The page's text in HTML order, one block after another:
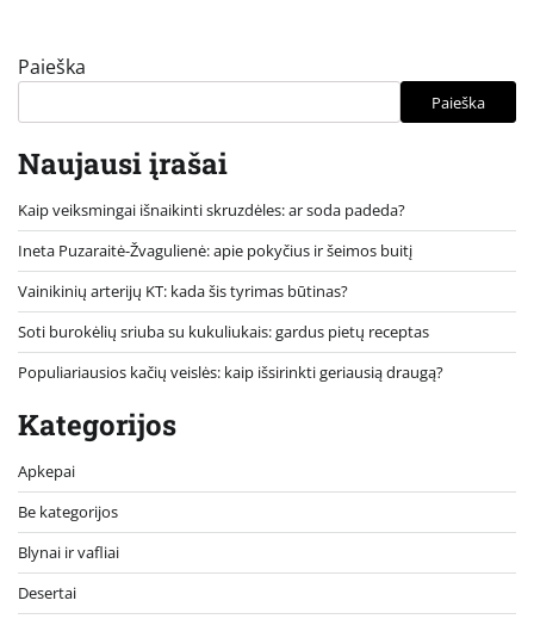
Paieška
Paieška
Naujausi įrašai
Kaip veiksmingai išnaikinti skruzdėles: ar soda padeda?
Ineta Puzaraitė-Žvagulienė: apie pokyčius ir šeimos buitį
Vainikinių arterijų KT: kada šis tyrimas būtinas?
Soti burokėlių sriuba su kukuliukais: gardus pietų receptas
Populiariausios kačių veislės: kaip išsirinkti geriausią draugą?
Kategorijos
Apkepai
Be kategorijos
Blynai ir vafliai
Desertai